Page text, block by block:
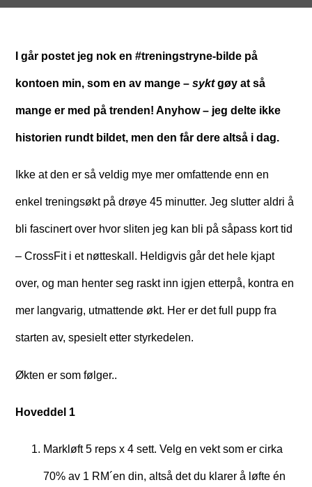
I går postet jeg nok en #treningstryne-bilde på
kontoen min, som en av mange –syktgøy at så
mange er med på trenden! Anyhow – jeg delte ikke
historien rundt bildet, men den får dere altså i dag.
Ikke at den er så veldig mye mer omfattende enn en
enkel treningsøkt på drøye 45 minutter. Jeg slutter aldri å
bli fascinert over hvor sliten jeg kan bli på såpass kort tid
– CrossFit i et nøtteskall. Heldigvis går det hele kjapt
over, og man henter seg raskt inn igjen etterpå, kontra en
mer langvarig, utmattende økt. Her er det full pupp fra
starten av, spesielt etter styrkedelen.
Økten er som følger..
Hoveddel 1
Markløft 5 reps x 4 sett. Velg en vekt som er cirka
70% av 1 RM´en din, altså det du klarer å løfte én